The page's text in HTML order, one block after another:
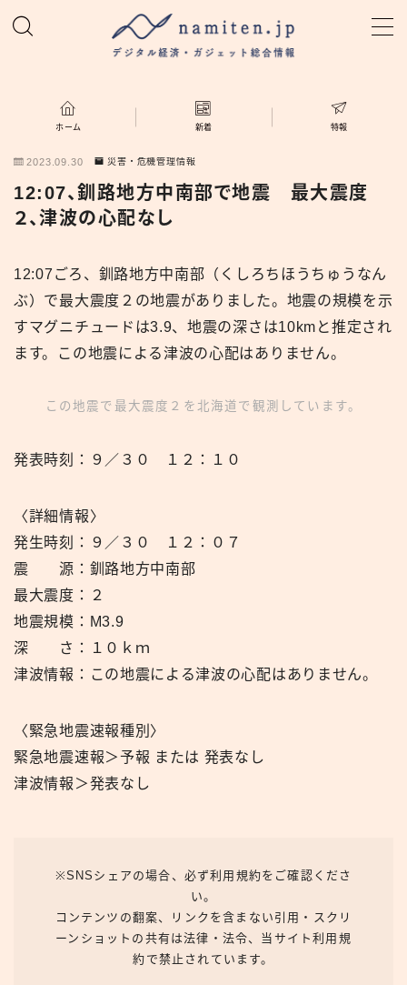
ホーム
新着
namiten.jp
ホーム 新着 特報
2023.09.30 災害・危機管理情報
12:07、釧路地方中南部で地震 最大震度
２、津波の心配なし
12:07ごろ、釧路地方中南部（くしろちほうちゅうなん
ぶ）で最大震度２の地震がありました。地震の規模を示
すマグニチュードは3.9、地震の深さは10kmと推定され
ます。この地震による津波の心配はありません。
この地震で最大震度２を北海道で観測しています。
発表時刻：９／３０ １２：１０
〈詳細情報〉
発生時刻：９／３０ １２：０７
震 源：釧路地方中南部
最大震度：２
地震規模：M3.9
深 さ：１０ｋｍ
津波情報：この地震による津波の心配はありません。
〈緊急地震速報種別〉
緊急地震速報＞予報 または 発表なし
津波情報＞発表なし
※SNSシェアの場合、必ず利用規約をご確認くださ
い。
コンテンツの翻案、リンクを含まない引用・スクリ
ーンショットの共有は法律・法令、当サイト利用規
約で禁止されています。